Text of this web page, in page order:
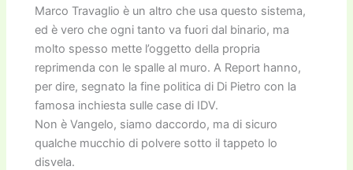
Marco Travaglio è un altro che usa questo sistema,
ed è vero che ogni tanto va fuori dal binario, ma
molto spesso mette l’oggetto della propria
reprimenda con le spalle al muro. A Report hanno,
per dire, segnato la fine politica di Di Pietro con la
famosa inchiesta sulle case di IDV.
Non è Vangelo, siamo daccordo, ma di sicuro
qualche mucchio di polvere sotto il tappeto lo
disvela.